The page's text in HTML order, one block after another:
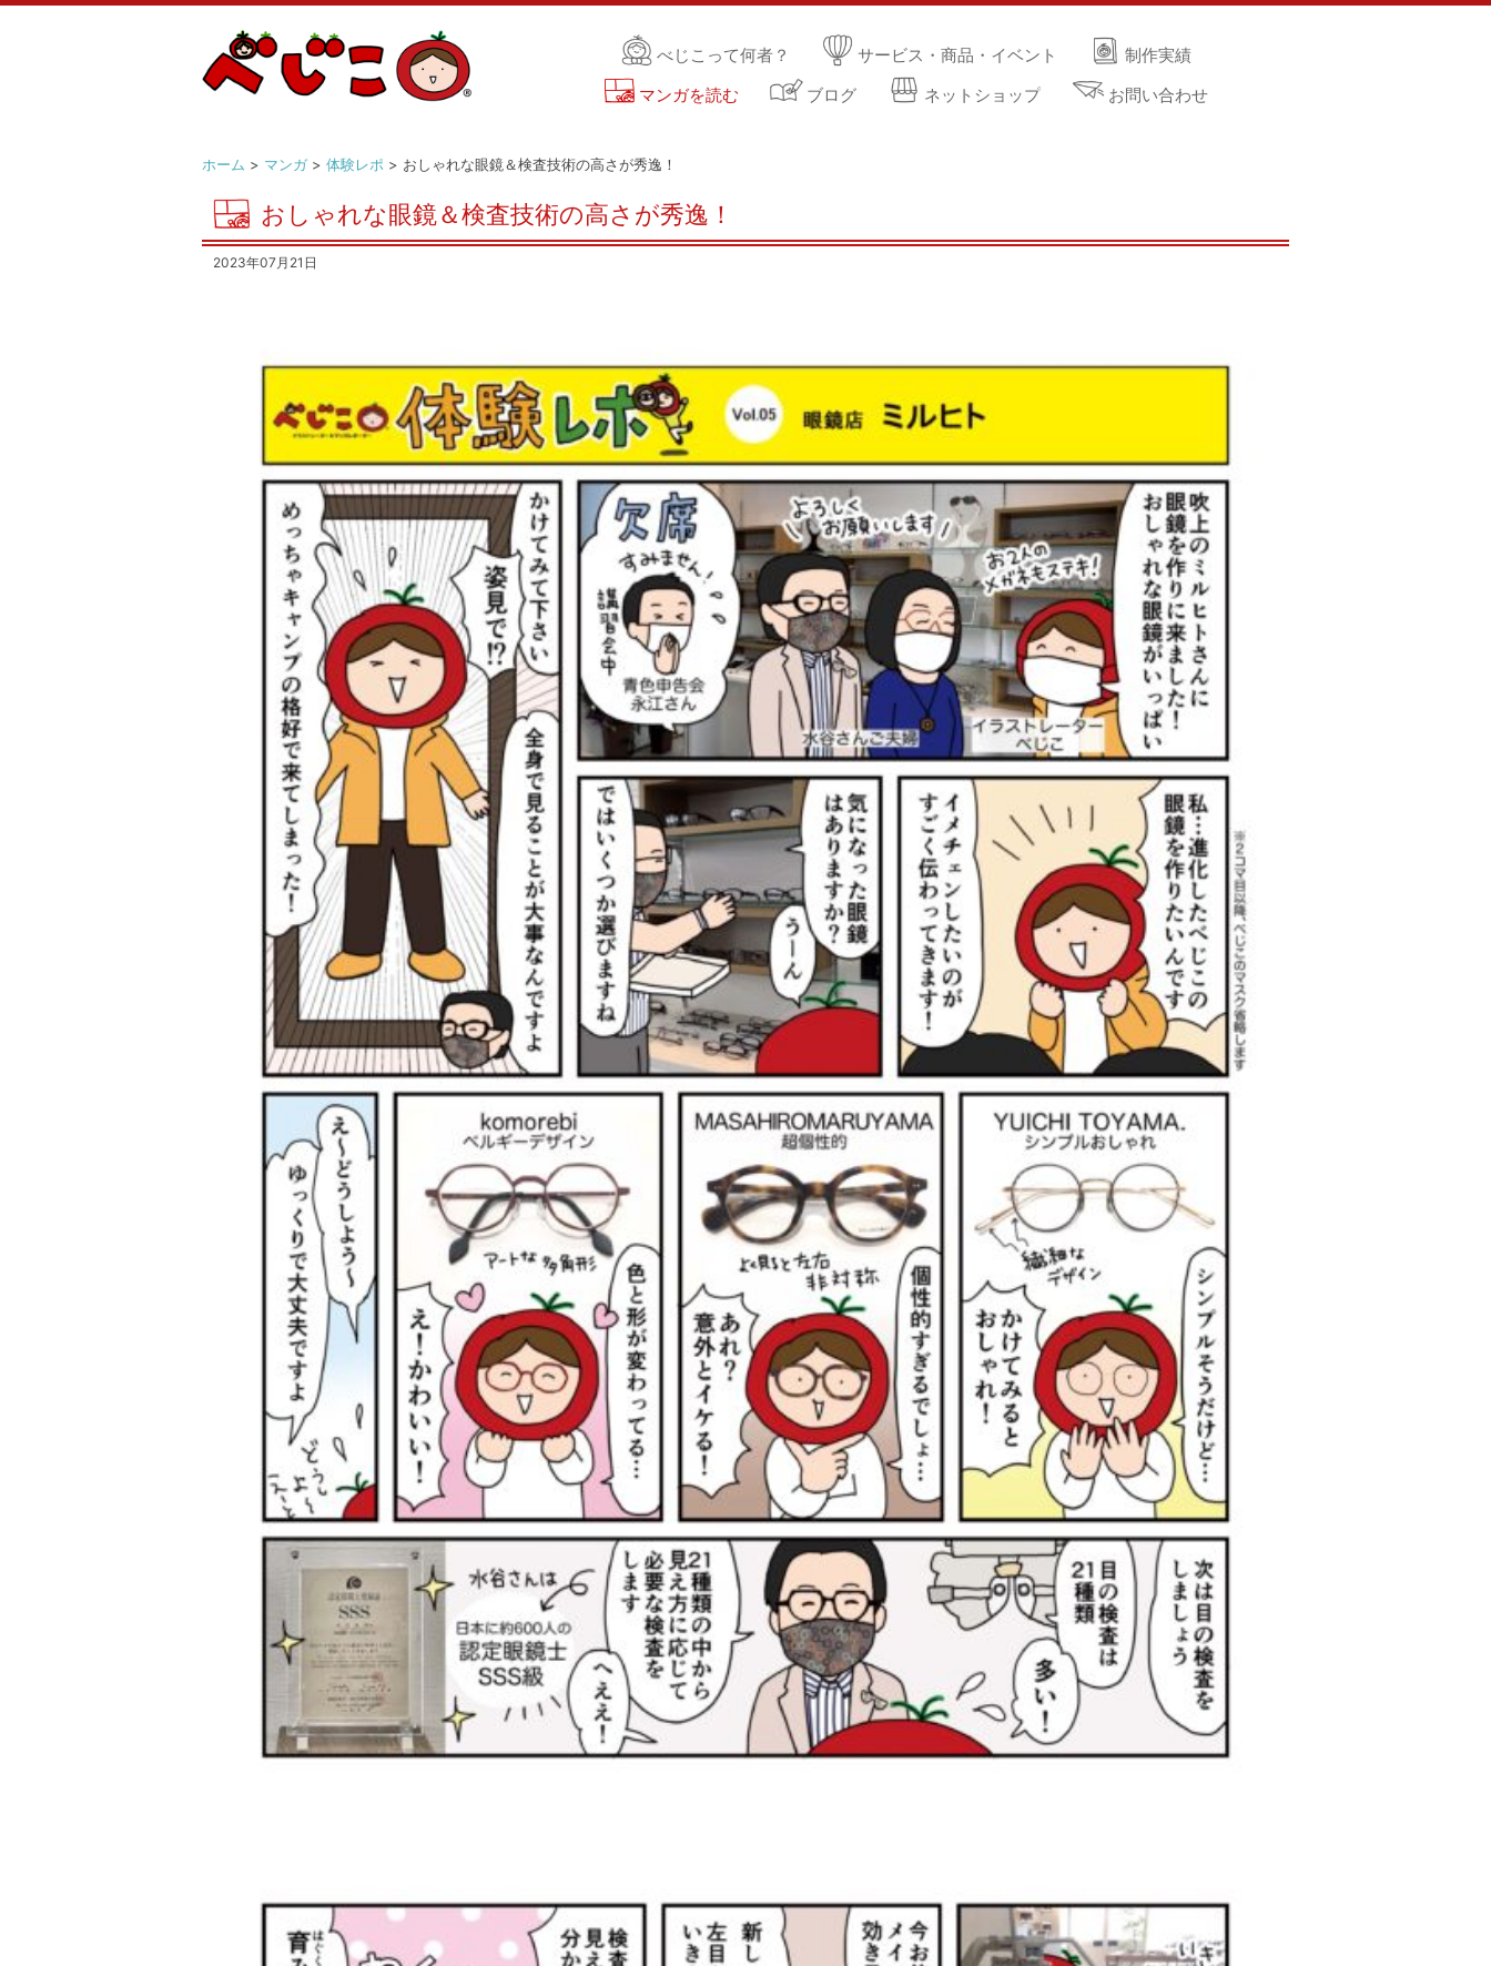
べじこって何者？ サービス・商品・イベント
制作実績
マンガを読む
ブログ ネットショップ お問い合わせ
ホーム > マンガ> 体験レポ > おしゃれな眼鏡＆検査技術の高さが秀逸！
おしゃれな眼鏡＆検査技術の高さが秀逸！
2023年07月21日